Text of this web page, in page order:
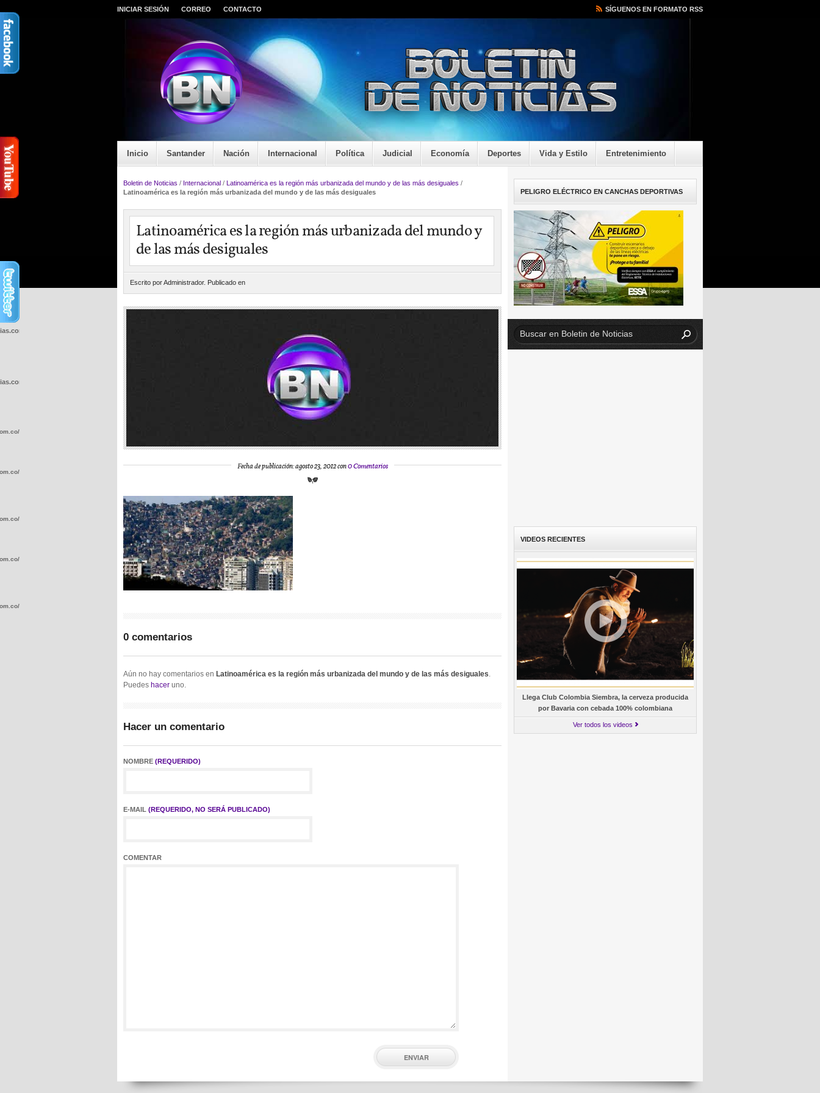
INICIAR SESIÓN CORREO CONTACTO SÍGUENOS EN FORMATO RSS
Inicio Santander Nación Internacional Política Judicial Economía Deportes Vida y Estilo Entretenimiento
Boletin de Noticias / Internacional / Latinoamérica es la región más urbanizada del mundo y de las más desiguales /
Latinoamérica es la región más urbanizada del mundo y de las más desiguales
Latinoamérica es la región más urbanizada del mundo y
de las más desiguales
Escrito por Administrador. Publicado en
Fecha de publicación: agosto 23, 2012 con0 Comentarios
0 comentarios
Aún no hay comentarios en Latinoamérica es la región más urbanizada del mundo y de las más desiguales.
Puedes hacer uno.
Hacer un comentario
NOMBRE (REQUERIDO)
E-MAIL (REQUERIDO, NO SERÁ PUBLICADO)
COMENTAR
PELIGRO ELÉCTRICO EN CANCHAS DEPORTIVAS
VIDEOS RECIENTES
Llega Club Colombia Siembra, la cerveza producida
por Bavaria con cebada 100% colombiana
Ver todos los videos
wp-
wp-
wp-
wp-
wp-
wp-
wp-